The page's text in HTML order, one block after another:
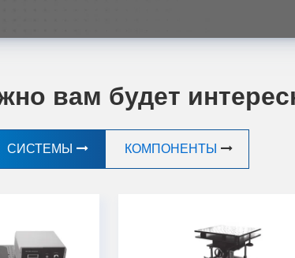
вам будет
СИСТЕМЫ КОМПОНЕНТЫ